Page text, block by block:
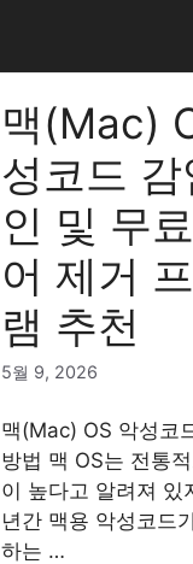
맥(Mac)
성코드
인 및 무
어 제거
램 추천
5월 9, 2026
맥(Mac) OS 악성코
방법 맥 OS는 전통
이 높다고 알려져 있
년간 맥용 악성코드
하는 …